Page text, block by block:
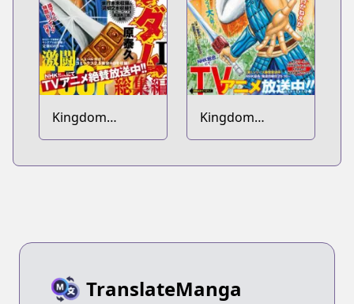
Kingdom
Soushuuhen
Kingdom
Bangai-hen
TranslateManga